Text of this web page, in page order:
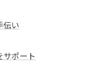
伝い
サポート